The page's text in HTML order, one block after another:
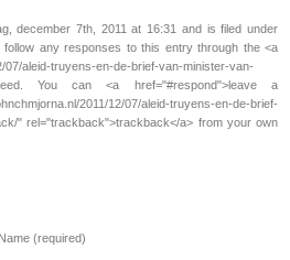
december 7th, 2011 at 16:31 and is filed under
follow any responses to this entry through the <a
07/aleid-truyens-en-de-brief-van-minister-van-
feed. You can <a href="#respond">leave a
2011/12/07/aleid-truyens-en-de-brief-
" rel="trackback">trackback</a> from your own
Name (required)